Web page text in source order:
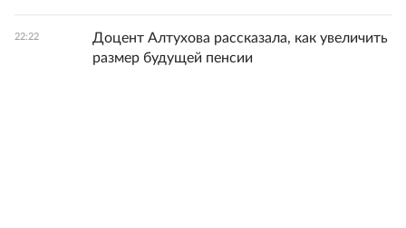
22:22
Доцент Алтухова рассказала, как увеличить
размер будущей пенсии